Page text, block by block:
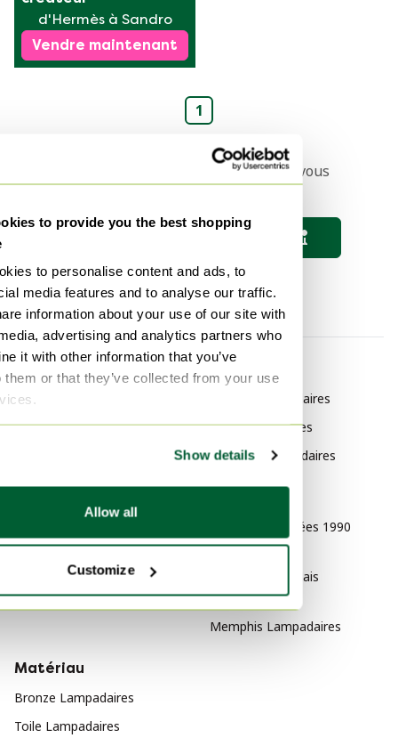
to provide you the best shopping
to personalise content and ads, to
media features and to analyse our traffic.
information about your use of our site with
advertising and analytics partners who
it with other information that you’ve
them or that they’ve collected from your use
Show details
Allow all
Customize
d'Hermès à Sandro
Vendre maintenant
1
Configurez une recherche et nous vous
Catégorie
Art Déco Suspensions
Art Déco Luminaires
Art Déco Appliques murales
Lumina Lampadaires
Lyfa Lampadaires
Lucitalia Lampadaires
Design des années 1990
Lampadaires
Design néerlandais
Lampadaires
Memphis Lampadaires
Matériau
Bronze Lampadaires
Toile Lampadaires